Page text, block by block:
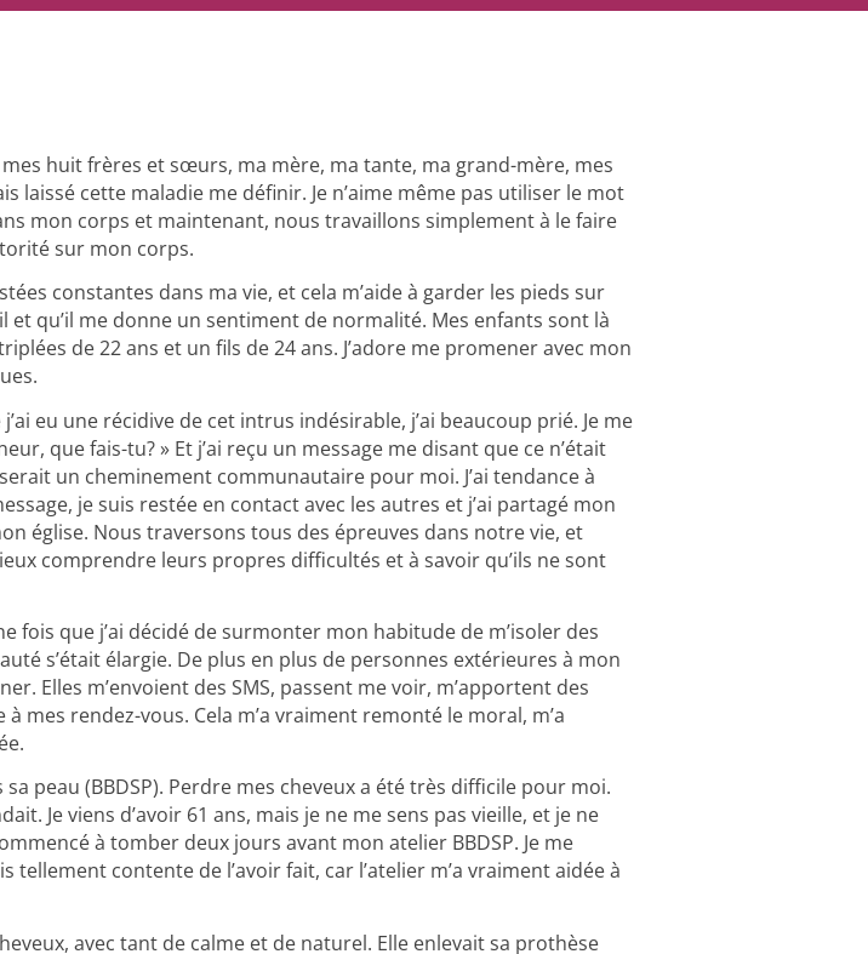
huit frères et sœurs, ma mère, ma tante, ma grand-mère, mes
laissé cette maladie me définir. Je n’aime même pas utiliser le mot
mon corps et maintenant, nous travaillons simplement à le faire
sur mon corps.
constantes dans ma vie, et cela m’aide à garder les pieds sur
et qu’il me donne un sentiment de normalité. Mes enfants sont là
de 22 ans et un fils de 24 ans. J’adore me promener avec mon
eu une récidive de cet intrus indésirable, j’ai beaucoup prié. Je me
que fais-tu? » Et j’ai reçu un message me disant que ce n’était
un cheminement communautaire pour moi. J’ai tendance à
je suis restée en contact avec les autres et j’ai partagé mon
église. Nous traversons tous des épreuves dans notre vie, et
comprendre leurs propres difficultés et à savoir qu’ils ne sont
fois que j’ai décidé de surmonter mon habitude de m’isoler des
s’était élargie. De plus en plus de personnes extérieures à mon
Elles m’envoient des SMS, passent me voir, m’apportent des
mes rendez-vous. Cela m’a vraiment remonté le moral, m’a
peau (BBDSP). Perdre mes cheveux a été très difficile pour moi.
Je viens d’avoir 61 ans, mais je ne me sens pas vieille, et je ne
à tomber deux jours avant mon atelier BBDSP. Je me
tellement contente de l’avoir fait, car l’atelier m’a vraiment aidée à
avec tant de calme et de naturel. Elle enlevait sa prothèse